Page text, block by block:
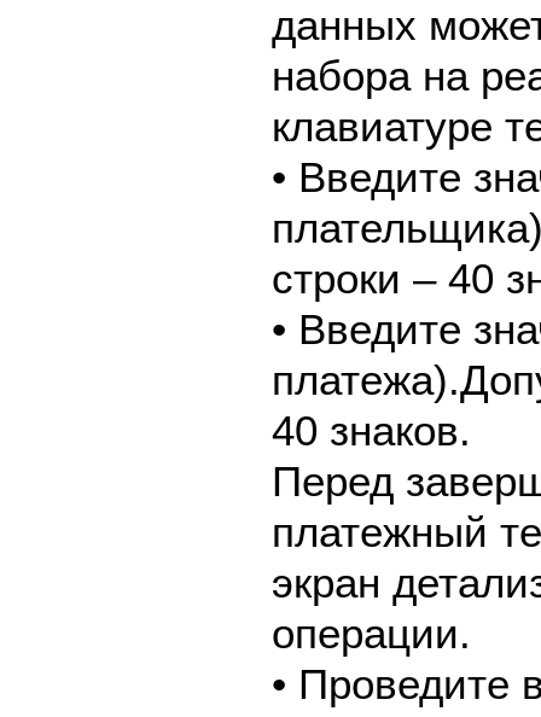
данных
набора на
клавиатуре
• Введите
строки – 40
• Введите
40 знаков.
Перед
платежный
экран
операции.
• Проведите